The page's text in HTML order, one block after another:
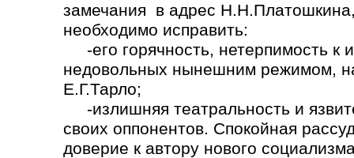
замечания в адрес
необходимо исправить:
-его горячность, нетерпимость
недовольных нынешним режимом,
Е.Г.Тарло;
-излишняя театральность и
своих оппонентов. Спокойная
доверие к автору нового